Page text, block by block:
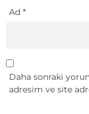
Ad *
Daha sonraki
adresim ve site